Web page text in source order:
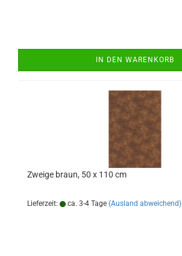
IN DEN WARENKORB
Zweige braun, 50 x 110 cm
Lieferzeit: ca. 3-4 Tage (Ausland abweichend)